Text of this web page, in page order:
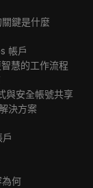
鍵是什麼
帳戶
慧的工作流程
與安全帳號共享
決方案
何